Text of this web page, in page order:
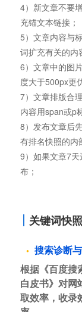
4）新文章不要
充锚文本链接；
5）文章内容与
词扩充有关的内
6）文章中的图
度大于500px更
7）文章排版合
内容用span或p
8）发布文章后
有排名快照的内
9）如果文章7
布；
关键词快
搜索诊断
根据《百度搜
白皮书》对网
取效率，收录